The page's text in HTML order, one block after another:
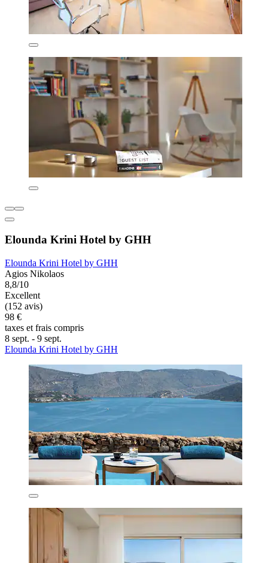
Elounda Krini Hotel by GHH
Elounda Krini Hotel by GHH
Agios Nikolaos
8,8/10
Excellent
(152 avis)
98 €
taxes et frais compris
8 sept. - 9 sept.
Elounda Krini Hotel by GHH